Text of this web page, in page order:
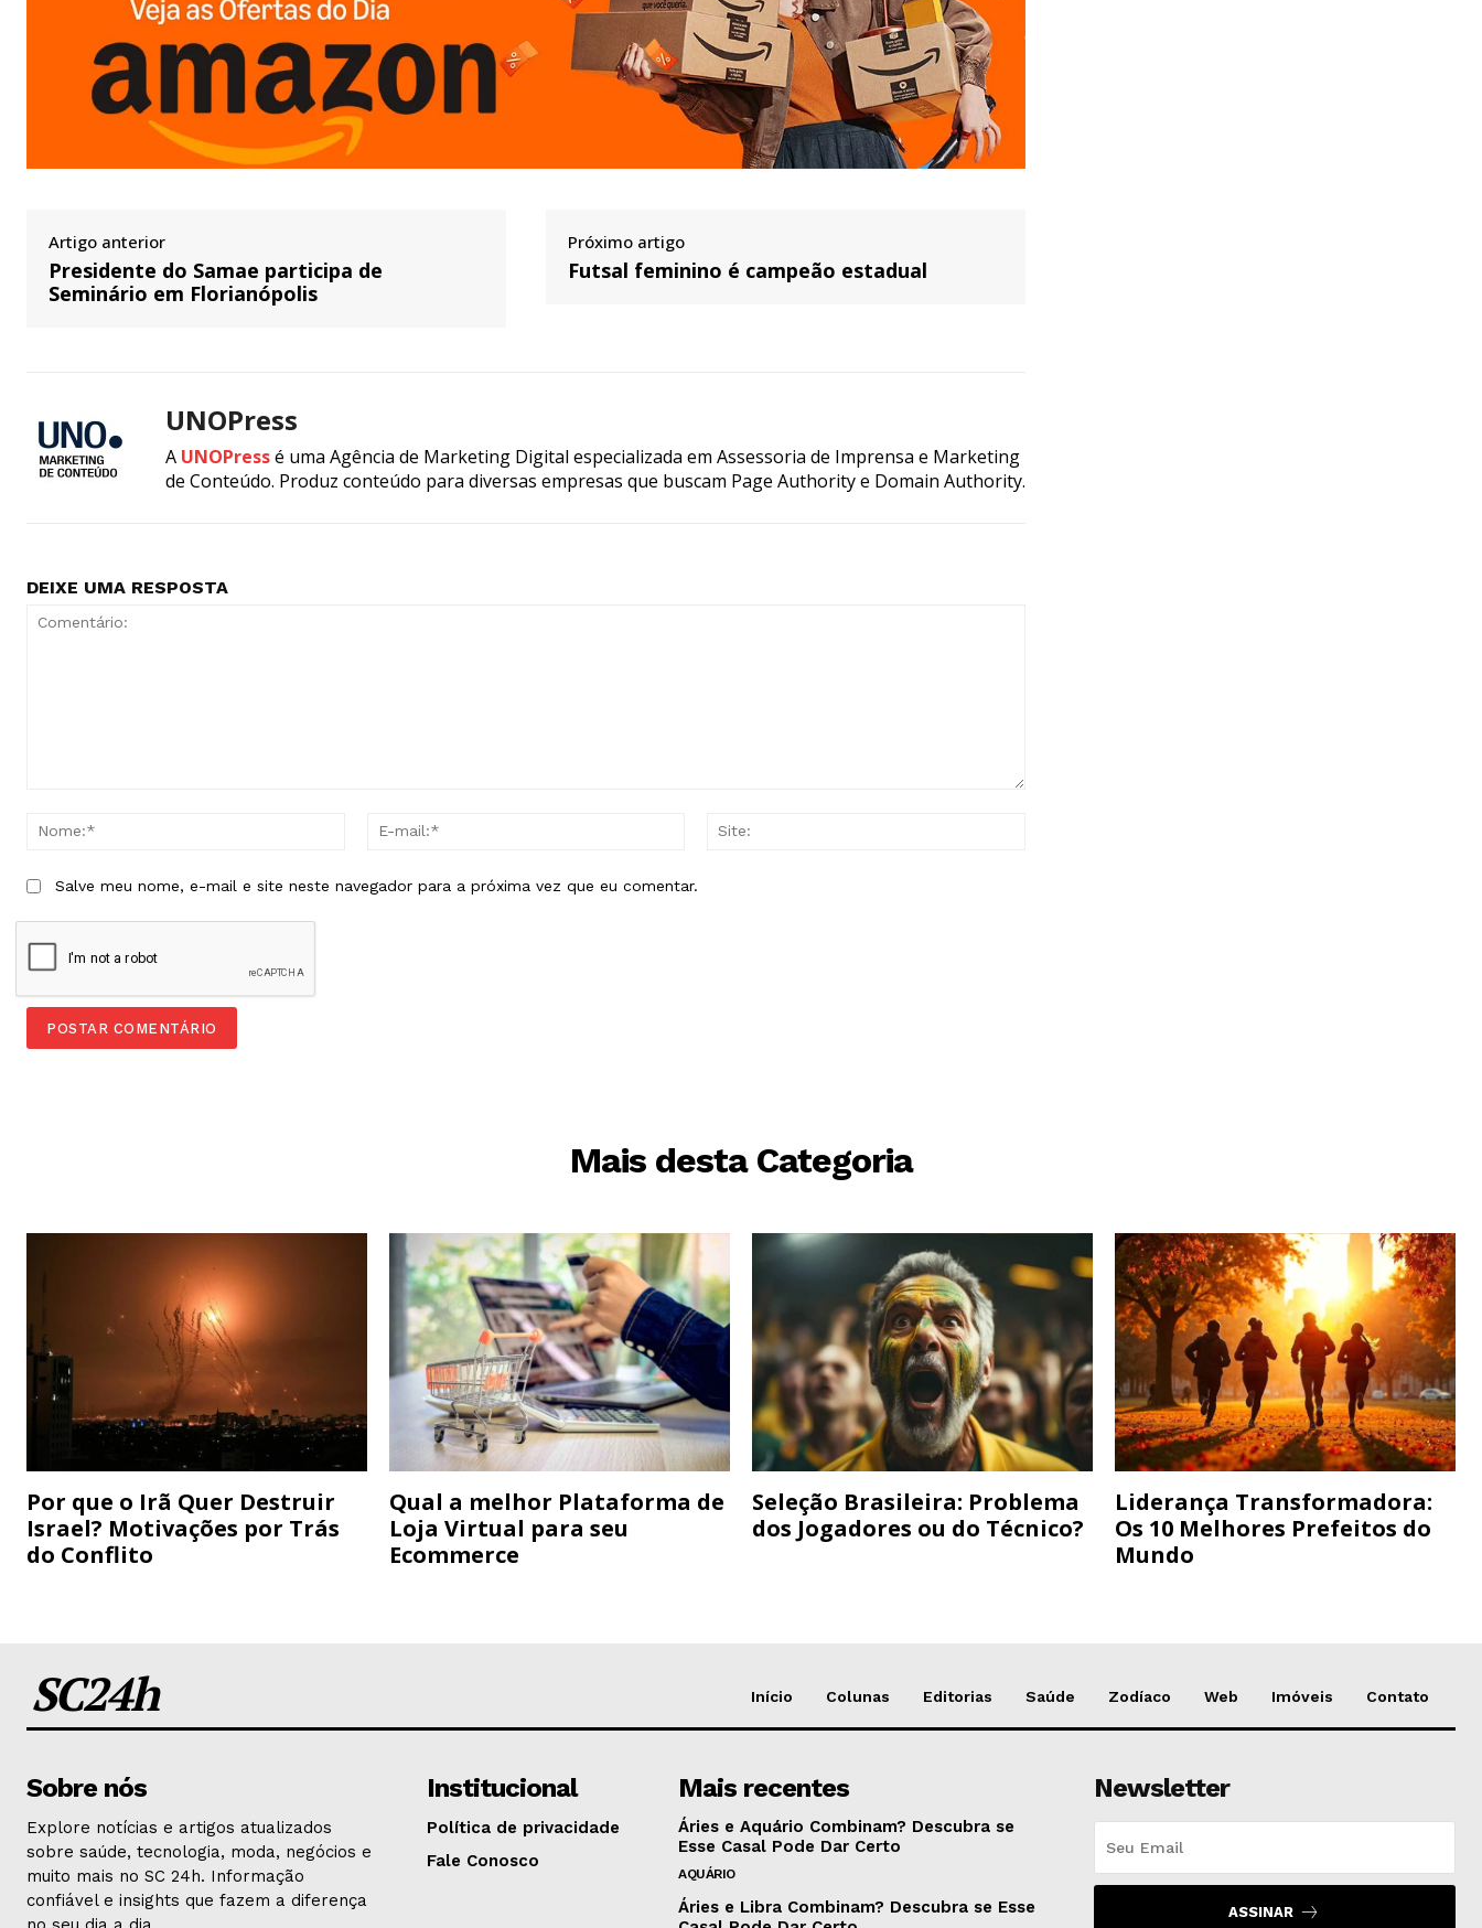
Artigo anterior
Presidente do Samae participa de
Seminário em Florianópolis
Próximo artigo
Futsal feminino é campeão estadual
UNOPress
A UNOPressé uma Agência de Marketing Digital especializada em Assessoria de Imprensa e Marketing
de Conteúdo. Produz conteúdo para diversas empresas que buscam Page Authority e Domain Authority.
DEIXE UMA RESPOSTA
Nome:*
Salve meu nome, e-mail e site neste navegador para a próxima vez que eu comentar.
Mais desta Categoria
Por que o Irã Quer Destruir
Israel? Motivações por Trás
do Conflito
Qual a melhor Plataforma de
Loja Virtual para seu
Ecommerce
Seleção Brasileira: Problema
dos Jogadores ou do Técnico?
Liderança Transformadora:
Os 10 Melhores Prefeitos do
Mundo
SC24h Início Colunas Editorias Saúde Zodíaco Web Imóveis Contato
Sobre nós
Explore notícias e artigos atualizados
sobre saúde, tecnologia, moda, negócios e
muito mais no SC 24h. Informação
confiável e insights que fazem a diferença
Institucional
Política de privacidade
Fale Conosco
Mais recentes
Áries e Aquário Combinam? Descubra se
Esse Casal Pode Dar Certo
AQUÁRIO
Áries e Libra Combinam? Descubra se Esse
Newsletter
ASSINAR